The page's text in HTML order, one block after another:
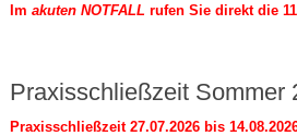
Im akuten NOTFALL rufen Sie direkt die
Praxisschließzeit Sommer
Praxisschließzeit 27.07.2026 bis